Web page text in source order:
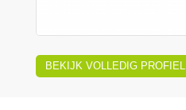
BEKIJK VOLLEDIG PROFIEL